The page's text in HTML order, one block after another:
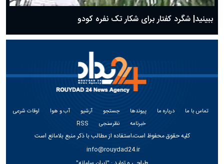
ببینید| شگرد کفتار برای شکار تک نفره کودو
تماس با ما درباره ما پیوندها جستجو آرشیو آب و هوا
اوقات شرعی
خبرنامه
نظرسنجی RSS
کلیه حقوق محفوظ است،استفاده از مطالب با ذکر منبع بلامانع است
info@rouydad24.ir